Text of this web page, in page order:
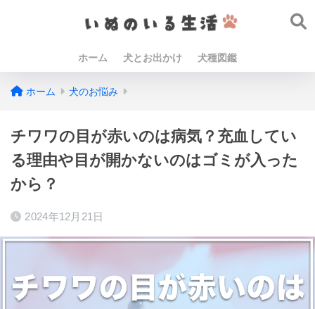
ホーム 犬とお出かけ 犬種図鑑
ホーム 犬のお悩み
チワワの目が赤いのは病気？充血してい
る理由や目が開かないのはゴミが入った
から？
2024年12月21日